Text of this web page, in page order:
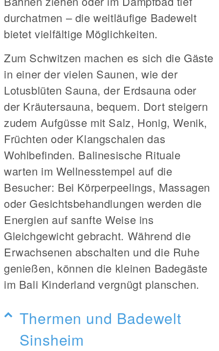
durchatmen – die weitläufige Badewelt
bietet vielfältige Möglichkeiten.
Zum Schwitzen machen es sich die Gäste
in einer der vielen Saunen, wie der
Lotusblüten Sauna, der Erdsauna oder
der Kräutersauna, bequem. Dort steigern
zudem Aufgüsse mit Salz, Honig, Wenik,
Früchten oder Klangschalen das
Wohlbefinden. Balinesische Rituale
warten im Wellnesstempel auf die
Besucher: Bei Körperpeelings, Massagen
oder Gesichtsbehandlungen werden die
Energien auf sanfte Weise ins
Gleichgewicht gebracht. Während die
Erwachsenen abschalten und die Ruhe
genießen, können die kleinen Badegäste
im Bali Kinderland vergnügt planschen.
Thermen und Badewelt
Sinsheim